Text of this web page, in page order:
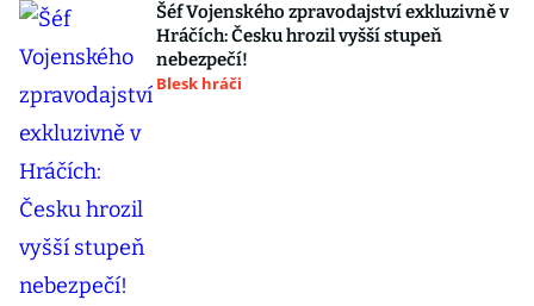
Šéf Vojenského zpravodajství exkluzivně v
Hráčích: Česku hrozil vyšší stupeň
nebezpečí!
Blesk hráči